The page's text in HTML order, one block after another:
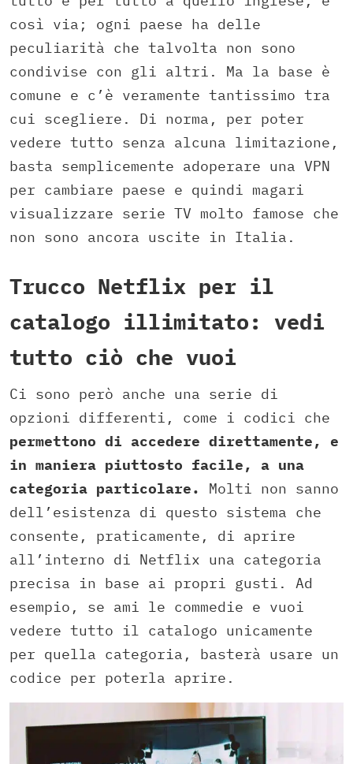
così via; ogni paese ha delle
peculiarità che talvolta non sono
condivise con gli altri. Ma la base è
comune e c’è veramente tantissimo tra
cui scegliere. Di norma, per poter
vedere tutto senza alcuna limitazione,
basta semplicemente adoperare una VPN
per cambiare paese e quindi magari
visualizzare serie TV molto famose che
non sono ancora uscite in Italia.
Trucco Netflix per il
catalogo illimitato: vedi
tutto ciò che vuoi
Ci sono però anche una serie di
opzioni differenti, come i codici che
permettono di accedere direttamente, e
in maniera piuttosto facile, a una
categoria particolare.
Molti non sanno
dell’esistenza di questo sistema che
consente, praticamente, di aprire
all’interno di Netflix una categoria
precisa in base ai propri gusti. Ad
esempio, se ami le commedie e vuoi
vedere tutto il catalogo unicamente
per quella categoria, basterà usare un
codice per poterla aprire.